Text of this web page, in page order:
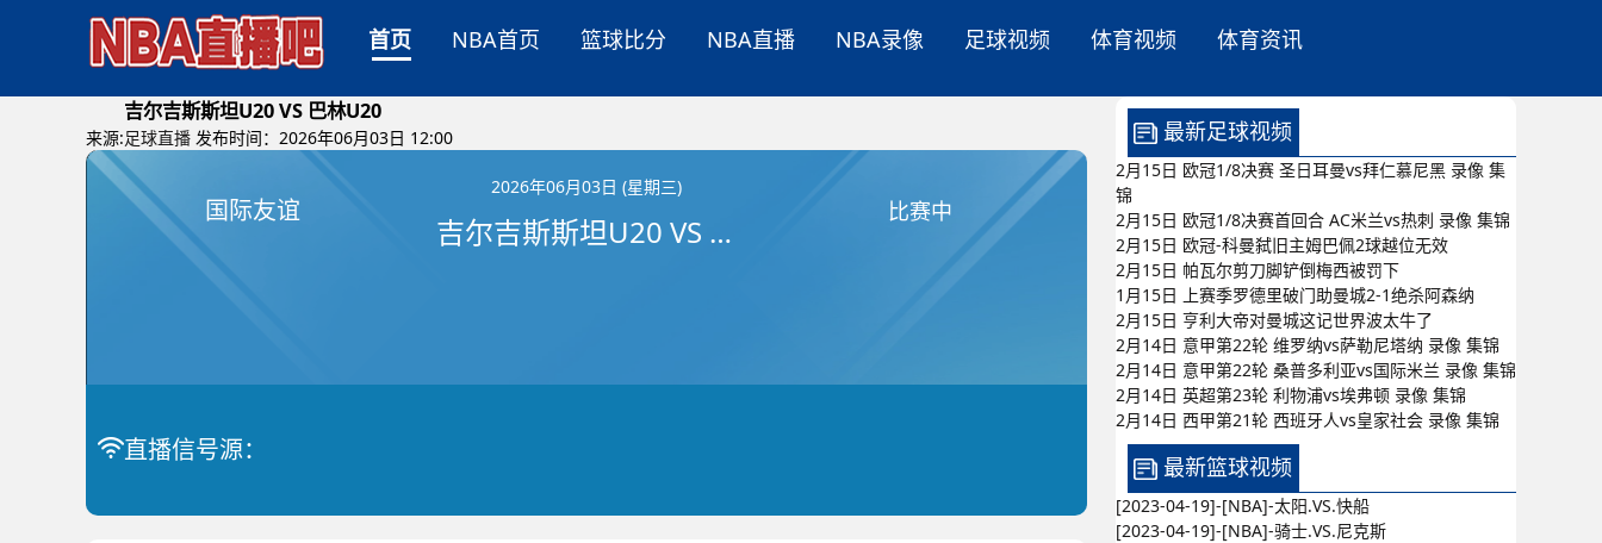
首页 NBA首页 篮球比分 NBA直播 NBA录像 足球视频 体育视频 体育资讯
吉尔吉斯斯坦U20 VS 巴林U20
来源:足球直播 发布时间：2026年06月03日 12:00
国际友谊
2026年06月03日 (星期三)
吉尔吉斯斯坦U20 VS 巴林U20
比赛中
直播信号源：
最新足球视频
2月15日 欧冠1/8决赛 圣日耳曼vs拜仁慕尼黑 录像 集
锦
2月15日 欧冠1/8决赛首回合 AC米兰vs热刺 录像 集锦
2月15日 欧冠-科曼弑旧主姆巴佩2球越位无效
2月15日 帕瓦尔剪刀脚铲倒梅西被罚下
1月15日 上赛季罗德里破门助曼城2-1绝杀阿森纳
2月15日 亨利大帝对曼城这记世界波太牛了
2月14日 意甲第22轮 维罗纳vs萨勒尼塔纳 录像 集锦
2月14日 意甲第22轮 桑普多利亚vs国际米兰 录像 集锦
2月14日 英超第23轮 利物浦vs埃弗顿 录像 集锦
2月14日 西甲第21轮 西班牙人vs皇家社会 录像 集锦
最新篮球视频
[2023-04-19]-[NBA]-太阳.VS.快船
[2023-04-19]-[NBA]-骑士.VS.尼克斯